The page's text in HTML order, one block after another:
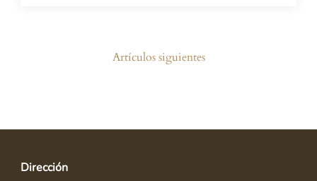
NavegaciónArtículos siguientes
Dirección